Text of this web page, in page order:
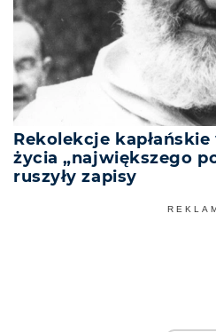
Rekolekcje
życia „największego
ruszyły zapisy